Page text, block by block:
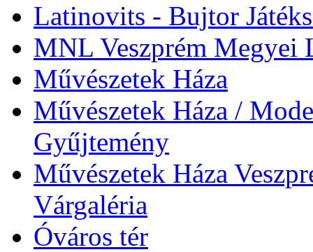
Latinovits - Bujtor
MNL Veszprém Megyei
Művészetek Háza
Művészetek Háza /
Gyűjtemény
Művészetek Háza
Várgaléria
Óváros tér